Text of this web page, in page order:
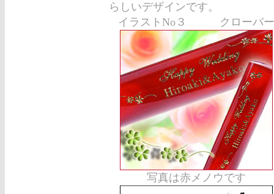
らしいデザインです。
イラストNo３ クローバー
写真は赤メノウです